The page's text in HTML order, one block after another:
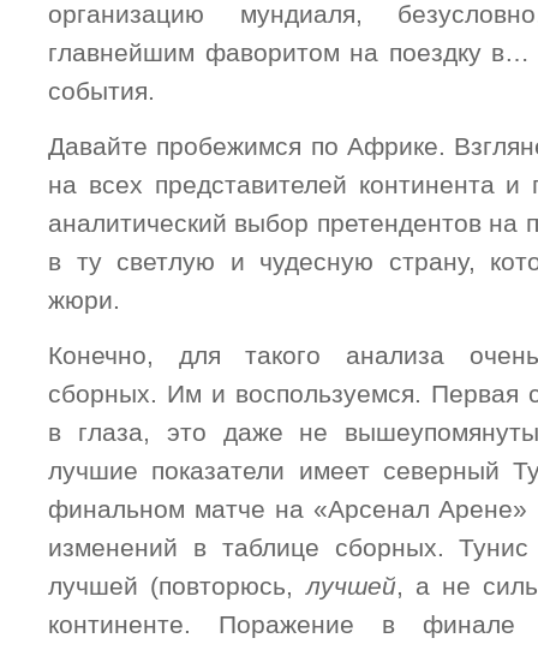
организацию мундиаля,
главнейшим фаворитом на поездку
события.
Давайте пробежимся по Африке.
на всех представителей континента и
аналитический выбор претендентов на
в ту светлую и чудесную страну,
жюри.
Конечно, для такого анализа
сборных. Им и воспользуемся. Первая
в глаза, это даже не
лучшие показатели имеет северный
финальном матче на «Арсенал Арене»
изменений в таблице сборных.
лучшей (повторюсь,лучшей, а не
континенте. Поражение в финале